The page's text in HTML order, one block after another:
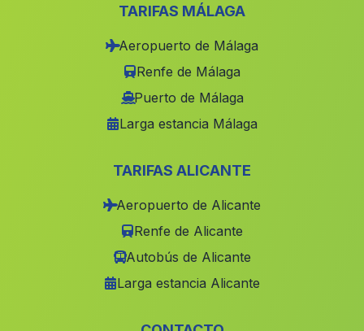
Cortijo La Ortigosa(Malaga)
Barrio La Noria(Malaga)
(Malaga)
Carrion de los Cespedes(Malaga)
El Chaparral de Cartuja(Malaga)
Cortijada Nava de San Pedro(Malaga)
Cortijo de Faucena(Malaga)
TARIFAS MÁLAGA
Aeropuerto de Málaga
Renfe de Málaga
Puerto de Málaga
Larga estancia Málaga
TARIFAS ALICANTE
Aeropuerto de Alicante
Renfe de Alicante
Autobús de Alicante
Larga estancia Alicante